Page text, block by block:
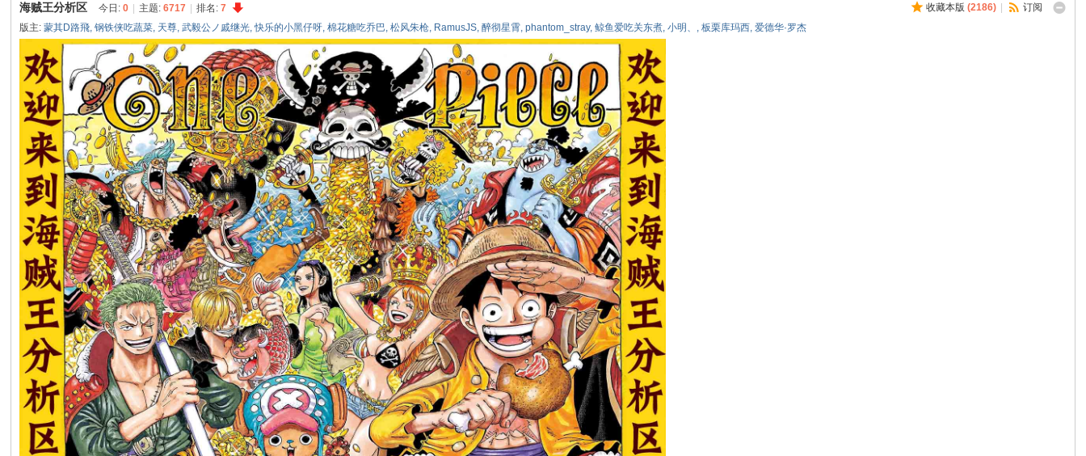
坛
收藏本版 (2186) 订阅
海贼王分析区 今日:0 主题:6717 排名:7
版主:蒙其D路飛,钢铁侠吃蔬菜, 天尊,武毅公ノ戚继光,快乐的小黑仔呀,棉花糖吃乔巴,松风朱枪, RamusJS,醉彻星霄,phantom_stray,鲸鱼爱吃关东煮,小明、 ,板栗库玛西,爱德华·罗杰